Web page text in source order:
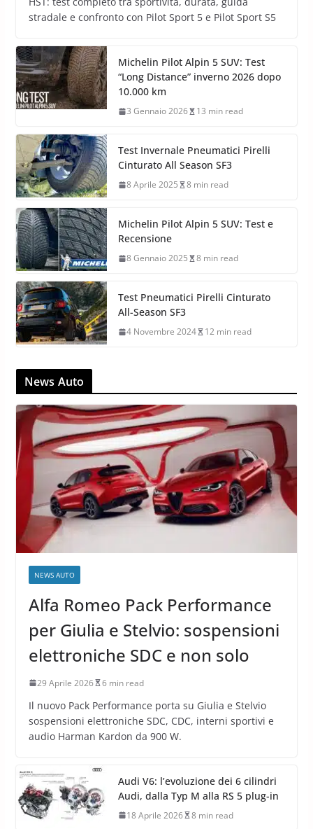
stradale e confronto con Pilot Sport 5 e Pilot Sport S5
Michelin Pilot Alpin 5 SUV: Test
“Long Distance” inverno 2026 dopo
10.000 km
3 Gennaio 2026 13 min read
Test Invernale Pneumatici Pirelli
Cinturato All Season SF3
8 Aprile 2025 8 min read
Michelin Pilot Alpin 5 SUV: Test e
Recensione
8 Gennaio 2025 8 min read
Test Pneumatici Pirelli Cinturato
All-Season SF3
4 Novembre 2024 12 min read
News Auto
NEWS AUTO
Alfa Romeo Pack Performance
per Giulia e Stelvio: sospensioni
elettroniche SDC e non solo
29 Aprile 2026 6 min read
Il nuovo Pack Performance porta su Giulia e Stelvio
sospensioni elettroniche SDC, CDC, interni sportivi e
audio Harman Kardon da 900 W.
Audi V6: l’evoluzione dei 6 cilindri
Audi, dalla Typ M alla RS 5 plug-in
18 Aprile 2026 8 min read